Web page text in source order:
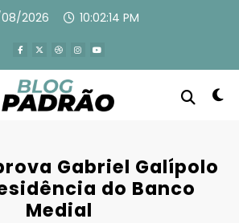
2026 10:02:15 PM
Gabriel Galípolo
do Banco
Medial